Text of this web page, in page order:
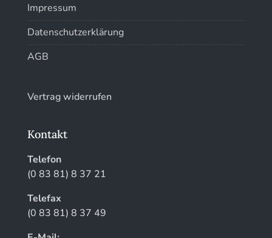
Impressum
Datenschutzerklärung
AGB
Vertrag widerrufen
Kontakt
Telefon
(0 83 81) 8 37 21
Telefax
(0 83 81) 8 37 49